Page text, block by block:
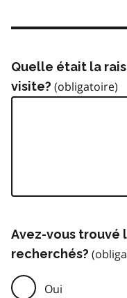
Quelle était la
visite?
Avez-vous trouvé
recherchés?
Oui